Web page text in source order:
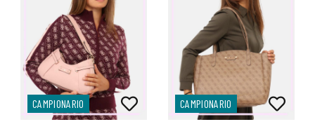
CAMPIONARIO CAMPIONARIO